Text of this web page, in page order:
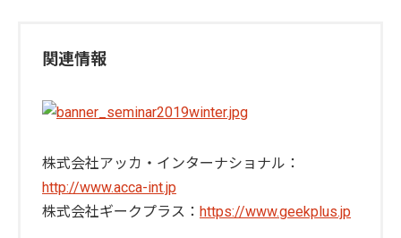
関連情報
株式会社アッカ・インターナショナル：
http://www.acca-int.jp
株式会社ギークプラス： https://www.geekplus.jp